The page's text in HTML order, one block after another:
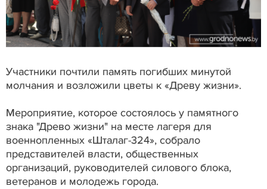
Участники почтили память погибших минутой
молчания и возложили цветы к «Древу жизни».
Мероприятие, которое состоялось у памятного
знака "Древо жизни" на месте лагеря для
военнопленных «Шталаг-324», собрало
представителей власти, общественных
организаций, руководителей силового блока,
ветеранов и молодежь города.